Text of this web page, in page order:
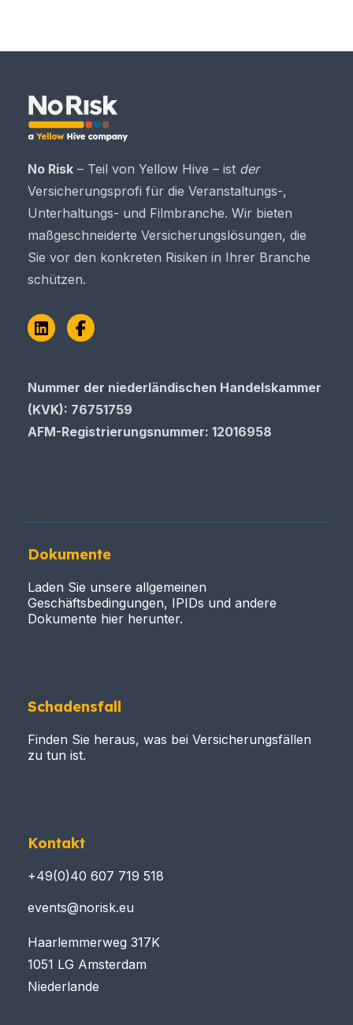
No Risk – Teil von Yellow Hive – ist der
Versicherungsprofi für die Veranstaltungs-,
Unterhaltungs- und Filmbranche. Wir bieten
maßgeschneiderte Versicherungslösungen, die
Sie vor den konkreten Risiken in Ihrer Branche
schützen.
LinkedInFacebook
Nummer der niederländischen Handelskammer
(KVK): 76751759
AFM-Registrierungsnummer: 12016958
Dokumente
Laden Sie unsere allgemeinen
Geschäftsbedingungen, IPIDs und andere
Dokumente hier herunter.
Schadensfall
Finden Sie heraus, was bei Versicherungsfällen
zu tun ist.
Kontakt
+49(0)40 607 719 518
events@norisk.eu
Haarlemmerweg 317K
1051 LG Amsterdam
Niederlande